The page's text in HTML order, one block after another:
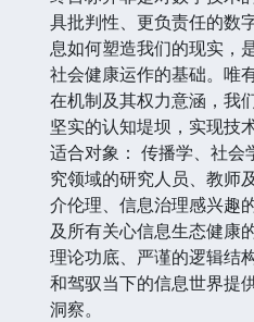
具批判性、更负责任的数
息如何塑造我们的现实，
社会健康运作的基础。唯
在机制及其权力意涵，我
坚实的认知堤坝，实现技
适合对象： 传播学、社
究领域的研究人员、教师
介伦理、信息治理感兴趣
及所有关心信息生态健康
理论功底、严谨的逻辑结
和驾驭当下的信息世界提
洞察。